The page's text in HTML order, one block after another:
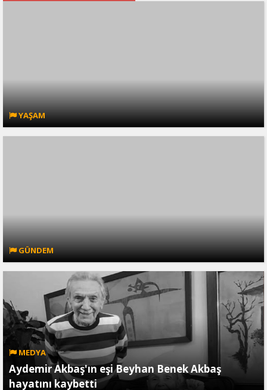
YAŞAM
GÜNDEM
MEDYA
Aydemir Akbaş'ın eşi Beyhan Benek Akbaş
hayatını kaybetti